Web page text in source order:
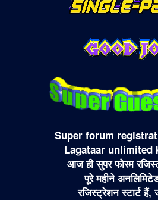
Super forum
Lagataar unlimited
आज ही सुपर फोरम
पूरे महीने
रजिस्ट्रेशन स्टार्ट हैं,